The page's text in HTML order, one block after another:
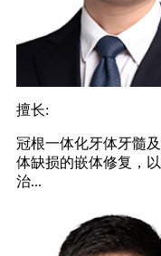
擅长:
冠根一体化牙体牙髓
体缺损的嵌体修复，
治...